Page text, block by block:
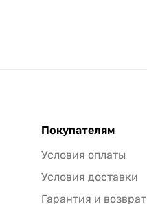
Покупателям
Условия оплаты
Условия доставки
Гарантия и возврат